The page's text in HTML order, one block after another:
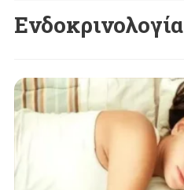
Ενδοκρινολογία